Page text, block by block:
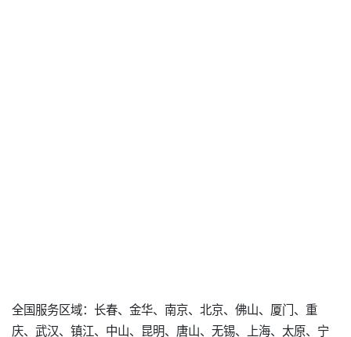
全国服务区域：长春、金华、南京、北京、佛山、厦门、重
庆、武汉、镇江、中山、昆明、唐山、无锡、上海、太原、宁